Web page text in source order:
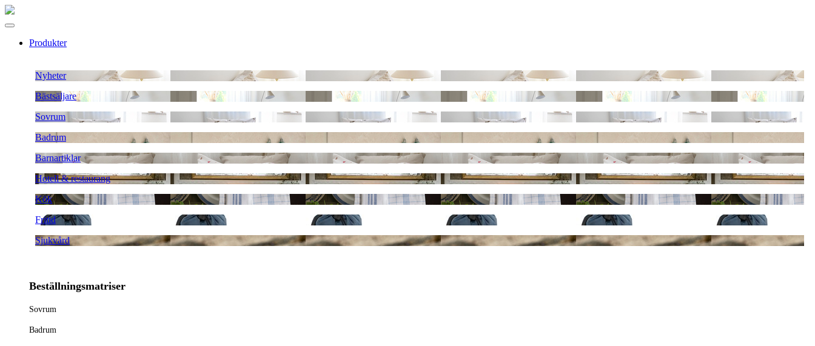
Produkter
Nyheter
Bästsäljare
Sovrum
Badrum
Barnartiklar
Hotell & restaurang
Kök
Fritid
Sjukvård
Beställningsmatriser
Sovrum
Badrum